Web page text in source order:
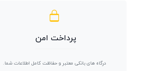
پرداخت امن
درگاه های بانکی معتبر و حفاظت کامل اطلاعات شما.